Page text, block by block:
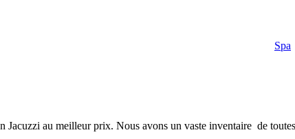
Spa
Jacuzzi au meilleur prix. Nous avons un vaste inventaire de